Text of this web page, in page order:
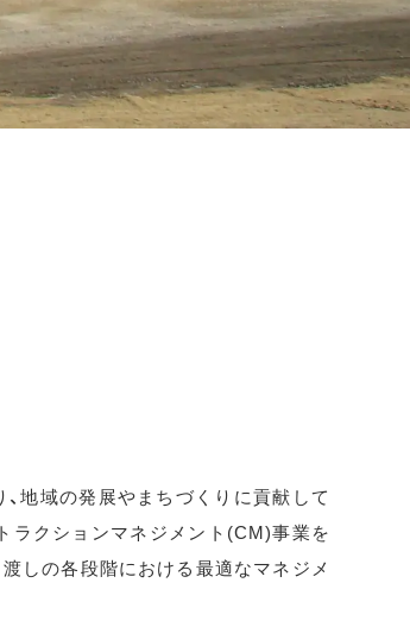
地域の発展やまちづくりに貢献して
ラクションマネジメント(CM)事業を
渡しの各段階における最適なマネジメ